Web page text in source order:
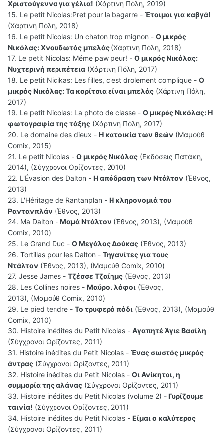
Χριστούγεννα για γέλια! (Χάρτινη Πόλη, 2019)
15. Le petit Nicolas:Pret pour la bagarre - Έτοιμοι για καβγά!
(Χάρτινη Πόλη, 2018)
16. Le petit Nicolas: Un chaton trop mignon - Ο μικρός
Νικόλας: Χνουδωτός μπελάς (Χάρτινη Πόλη, 2018)
17. Le petit Nicolas: Méme paw peur! - Ο μικρός Νικόλας:
Νυχτερινή περιπέτεια (Χάρτινη Πόλη, 2017)
18. Le petit Nicikas: Les filles, c'est drolement complique - Ο
μικρός Νικόλας: Τα κορίτσια είναι μπελάς (Χάρτινη Πόλη,
2017)
19. Le petit Nicolas: La photo de classe - Ο μικρός Νικόλας: Η
φωτογραφία της τάξης (Χάρτινη Πόλη, 2017)
20. Le domaine des dieux - Η κατοικία των θεών (Μαμούθ
Comix, 2015)
21. Le petit Nicolas - Ο μικρός Νικόλας (Εκδόσεις Πατάκη,
2014), (Σύγχρονοι Ορίζοντες, 2010)
22. L'Évasion des Dalton - Η απόδραση των Ντάλτον (Έθνος,
2013)
23. L'Héritage de Rantanplan - Η κληρονομιά του
Ραντανπλάν (Έθνος, 2013)
24. Ma Dalton - Μαμά Ντάλτον (Έθνος, 2013), (Μαμούθ
Comix, 2010)
25. Le Grand Duc - Ο Μεγάλος Δούκας (Έθνος, 2013)
26. Tortillas pour les Dalton - Τηγανίτες για τους
Ντάλτον (Έθνος, 2013), (Μαμούθ Comix, 2010)
27. Jesse James - Τζέσσε Τζαίημς (Έθνος, 2013)
28. Les Collines noires - Μαύροι λόφοι (Έθνος,
2013), (Μαμούθ Comix, 2010)
29. Le pied tendre - Το τρυφερό πόδι (Έθνος, 2013), (Μαμούθ
Comix, 2010)
30. Histoire inédites du Petit Nicolas - Αγαπητέ Άγιε Βασίλη
(Σύγχρονοι Ορίζοντες, 2011)
31. Histoire inédites du Petit Nicolas - Ένας σωστός μικρός
άντρας (Σύγχρονοι Ορίζοντες, 2011)
32. Histoire inédites du Petit Nicolas - Οι Ανίκητοι, η
συμμορία της αλάνας (Σύγχρονοι Ορίζοντες, 2011)
33. Histoire inédites du Petit Nicolas (volume 2) - Γυρίζουμε
ταινία! (Σύγχρονοι Ορίζοντες, 2011)
34. Histoire inédites du Petit Nicolas - Είμαι ο καλύτερος
(Σύγχρονοι Ορίζοντες, 2011)